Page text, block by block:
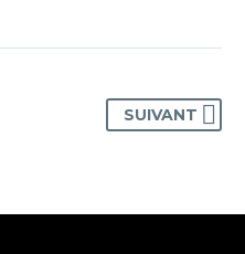
SUIVANT